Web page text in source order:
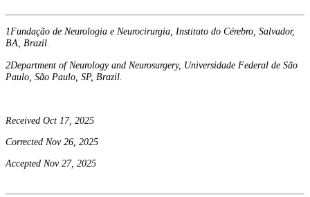
1Fundação de Neurologia e Neurocirurgia, Instituto do Cérebro, Salvador,
BA, Brazil.
2Department of Neurology and Neurosurgery, Universidade Federal de São
Paulo, São Paulo, SP, Brazil.
Received Oct 17, 2025
Corrected Nov 26, 2025
Accepted Nov 27, 2025